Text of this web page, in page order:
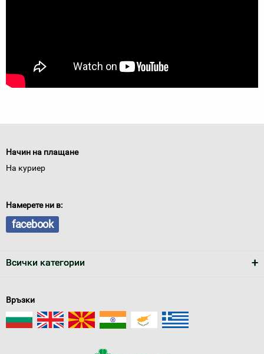
Начин на плащане
На куриер
Намерете ни в:
facebook
Всички категории
Връзки